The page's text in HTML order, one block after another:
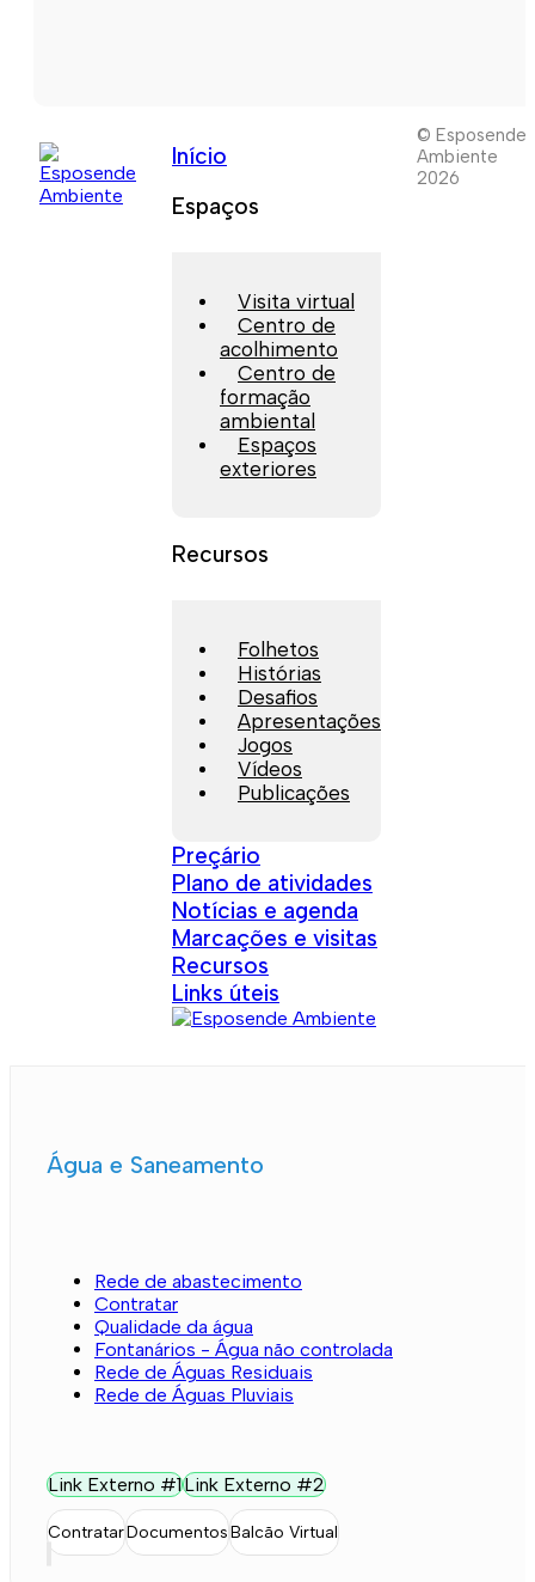
Início
Espaços
Visita virtual
Centro de
acolhimento
Centro de
formação
ambiental
Espaços
exteriores
Recursos
Folhetos
Histórias
Desafios
Apresentações
Jogos
Vídeos
Publicações
Preçário
Plano de atividades
Notícias e agenda
Marcações e visitas
Recursos
Links úteis
© Esposende
Ambiente
2026
Água e Saneamento
Rede de abastecimento
Contratar
Qualidade da água
Fontanários - Água não controlada
Rede de Águas Residuais
Rede de Águas Pluviais
Link Externo #1Link Externo #2
ContratarDocumentosBalcão Virtual